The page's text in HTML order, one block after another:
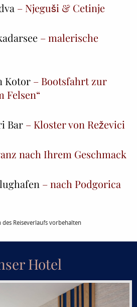
– Njeguši & Cetinje
– malerische
Kotor – Bootsfahrt zur
Felsen“
Bar – Kloster von Reževici
nach Ihrem Geschmack
– nach Podgorica
des Reiseverlaufs vorbehalten
Hotel